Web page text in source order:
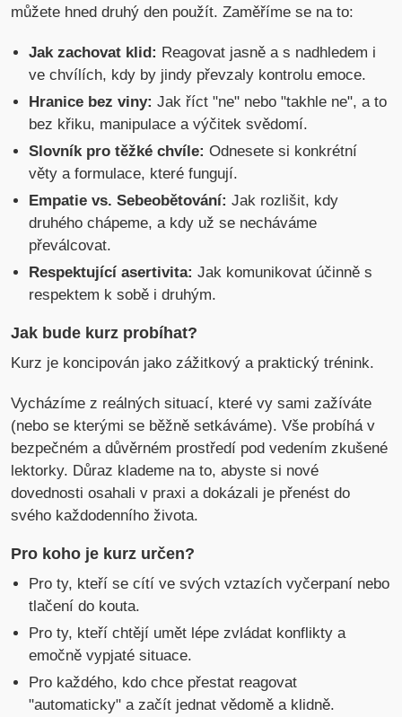
můžete hned druhý den použít. Zaměříme se na to:
Jak zachovat klid: Reagovat jasně a s nadhledem i
ve chvílích, kdy by jindy převzaly kontrolu emoce.
Hranice bez viny: Jak říct "ne" nebo "takhle ne", a to
bez křiku, manipulace a výčitek svědomí.
Slovník pro těžké chvíle: Odnesete si konkrétní
věty a formulace, které fungují.
Empatie vs. Sebeobětování: Jak rozlišit, kdy
druhého chápeme, a kdy už se necháváme
převálcovat.
Respektující asertivita: Jak komunikovat účinně s
respektem k sobě i druhým.
Jak bude kurz probíhat?
Kurz je koncipován jako zážitkový a praktický trénink.
Vycházíme z reálných situací, které vy sami zažíváte
(nebo se kterými se běžně setkáváme). Vše probíhá v
bezpečném a důvěrném prostředí pod vedením zkušené
lektorky. Důraz klademe na to, abyste si nové
dovednosti osahali v praxi a dokázali je přenést do
svého každodenního života.
Pro koho je kurz určen?
Pro ty, kteří se cítí ve svých vztazích vyčerpaní nebo
tlačení do kouta.
Pro ty, kteří chtějí umět lépe zvládat konflikty a
emočně vypjaté situace.
Pro každého, kdo chce přestat reagovat
"automaticky" a začít jednat vědomě a klidně.